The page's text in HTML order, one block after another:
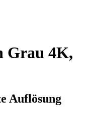
Grau 4K,
Auflösung